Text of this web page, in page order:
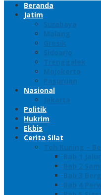
Beranda
Jatim
Surabaya
Malang
Gresik
Sidoarjo
Trenggalek
Mojokerto
Pasuruan
Nasional
Jakarta
Politik
Hukrim
Ekbis
Cerita Silat
Toh Kuning –
Bab 1
Bab 2
Bab 3
Bab 4